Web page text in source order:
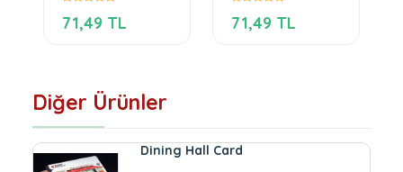
71,49 TL 71,49 TL
Diğer Ürünler
Dining Hall Card